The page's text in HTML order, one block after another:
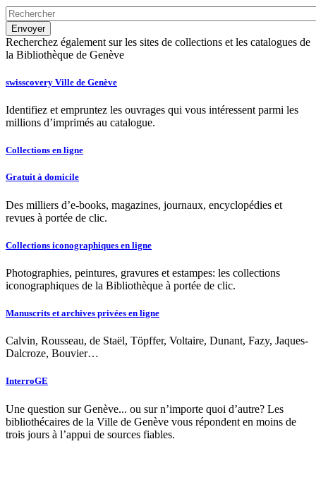
Recherchez également sur les sites de collections et les catalogues de
la Bibliothèque de Genève
swisscovery Ville de Genève
Identifiez et empruntez les ouvrages qui vous intéressent parmi les
millions d’imprimés au catalogue.
Collections en ligne
Gratuit à domicile
Des milliers d’e-books, magazines, journaux, encyclopédies et
revues à portée de clic.
Collections iconographiques en ligne
Photographies, peintures, gravures et estampes: les collections
iconographiques de la Bibliothèque à portée de clic.
Manuscrits et archives privées en ligne
Calvin, Rousseau, de Staël, Töpffer, Voltaire, Dunant, Fazy, Jaques-
Dalcroze, Bouvier…
InterroGE
Une question sur Genève... ou sur n’importe quoi d’autre? Les
bibliothécaires de la Ville de Genève vous répondent en moins de
trois jours à l’appui de sources fiables.